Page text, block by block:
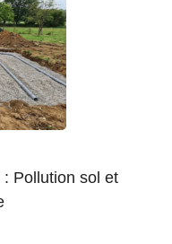
Pollution sol et